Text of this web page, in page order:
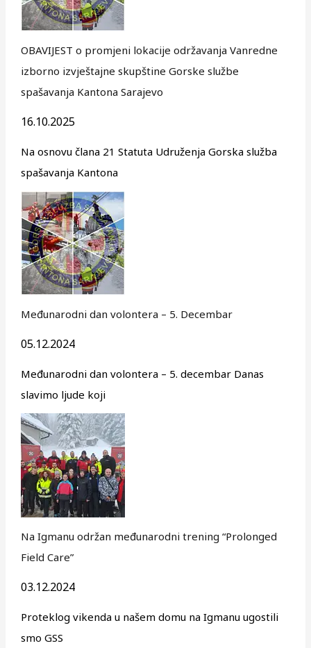
OBAVIJEST o promjeni lokacije održavanja Vanredne
izborno izvještajne skupštine Gorske službe
spašavanja Kantona Sarajevo
16.10.2025
Na osnovu člana 21 Statuta Udruženja Gorska služba
spašavanja Kantona
Međunarodni dan volontera – 5. Decembar
05.12.2024
Međunarodni dan volontera – 5. decembar Danas
slavimo ljude koji
Na Igmanu održan međunarodni trening “Prolonged
Field Care”
03.12.2024
Proteklog vikenda u našem domu na Igmanu ugostili
smo GSS